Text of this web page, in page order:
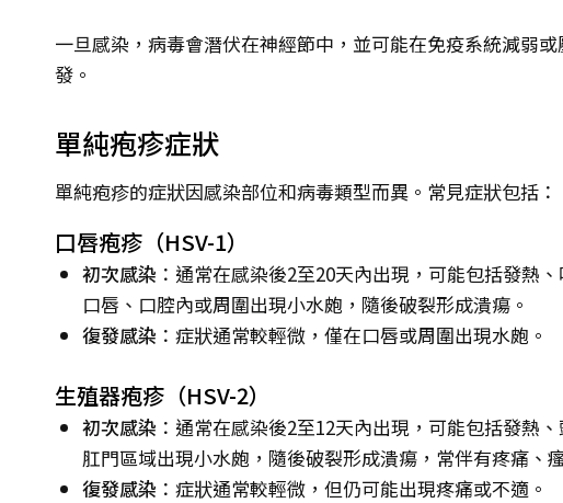
一旦感染，病毒會潛伏在神經節中，並可能在免疫系統減弱
發。
單純疱疹症狀
單純疱疹的症狀因感染部位和病毒類型而異。常見症狀包括：
口唇疱疹（HSV-1）
初次感染 ：通常在感染後2至20天內出現，可能包括發熱
口唇、口腔內或周圍出現小水皰，隨後破裂形成潰瘍。
復發感染 ：症狀通常較輕微，僅在口唇或周圍出現水皰。
生殖器疱疹（HSV-2）
初次感染 ：通常在感染後2至12天內出現，可能包括發熱
肛門區域出現小水皰，隨後破裂形成潰瘍，常伴有疼痛、
復發感染 ：症狀通常較輕微，但仍可能出現疼痛或不適。